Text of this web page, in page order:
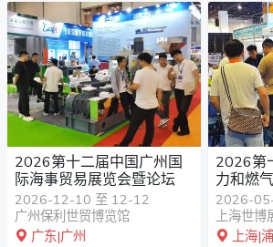
2026第十二届中国广州国
际海事贸易展览会暨论坛
2026-12-10 至 12-12
广州保利世贸博览馆
广东|广州
2026第
力和燃
览会
2026-
上海世博
上海|